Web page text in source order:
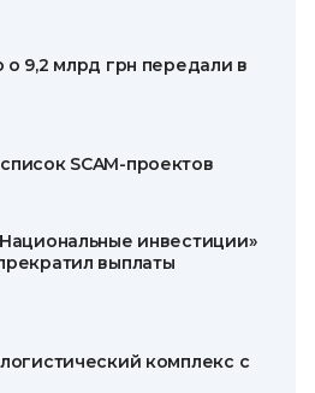
9,2 млрд грн передали в
SCAM-проектов
инвестиции»
выплаты
комплекс с